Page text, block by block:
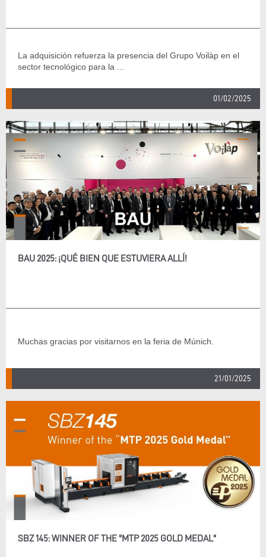
La adquisición refuerza la presencia del Grupo Voilàp en el
sector tecnológico para la ...
01/02/2025
BAU 2025: ¡QUÉ BIEN QUE ESTUVIERA ALLÍ!
Muchas gracias por visitarnos en la feria de Múnich.
21/01/2025
SBZ 145: WINNER OF THE "MTP 2025 GOLD MEDAL"